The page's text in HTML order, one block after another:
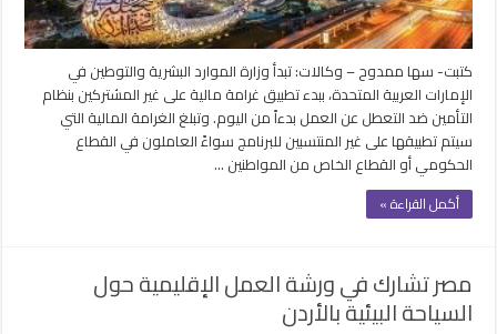
كتبت- سها ممدوح – وكالات: تبدأ وزارة الموارد البشرية والتوطين في
الإمارات العربية المتحدة، ببدء تطبيق غرامة مالية على غير المشتركين بنظام
التأمين ضد التعطل عن العمل بدءاً من اليوم. وتبلغ الغرامة المالية التي
سيتم تطبيقها على غير المنتسبين للبرنامج سواءً العاملون في القطاع
الحكومي أو القطاع الخاص من المواطنين …
أكمل القراءة »
مصر تشارك في ورشة العمل الإقليمية حول
السياحة البيئية بالأردن